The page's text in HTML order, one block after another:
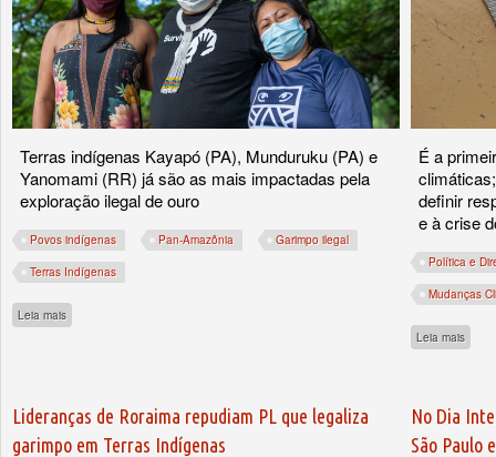
Terras indígenas Kayapó (PA), Munduruku (PA) e
Yanomami (RR) já são as mais impactadas pela
exploração ilegal de ouro
Povos indígenas Pan-Amazônia Garimpo ilegal
Terras Indígenas
Leia mais
É a
definir
e à crise
Política e
Mudanças
Leia mais
Lideranças de Roraima repudiam PL que legaliza
garimpo em Terras Indígenas
No Dia
São Paulo